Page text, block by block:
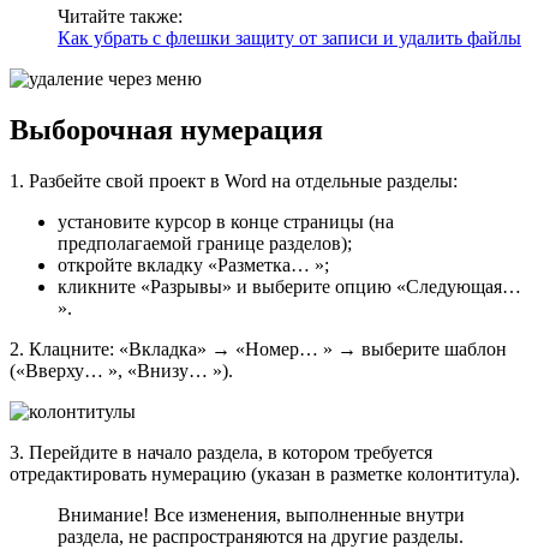
Читайте также:
Как убрать с флешки защиту от записи и удалить файлы
Выборочная нумерация
1. Разбейте свой проект в Word на отдельные разделы:
установите курсор в конце страницы (на
предполагаемой границе разделов);
откройте вкладку «Разметка… »;
кликните «Разрывы» и выберите опцию «Следующая…
».
2. Клацните: «Вкладка» → «Номер… » → выберите шаблон
(«Вверху… », «Внизу… »).
3. Перейдите в начало раздела, в котором требуется
отредактировать нумерацию (указан в разметке колонтитула).
Внимание! Все изменения, выполненные внутри
раздела, не распространяются на другие разделы.